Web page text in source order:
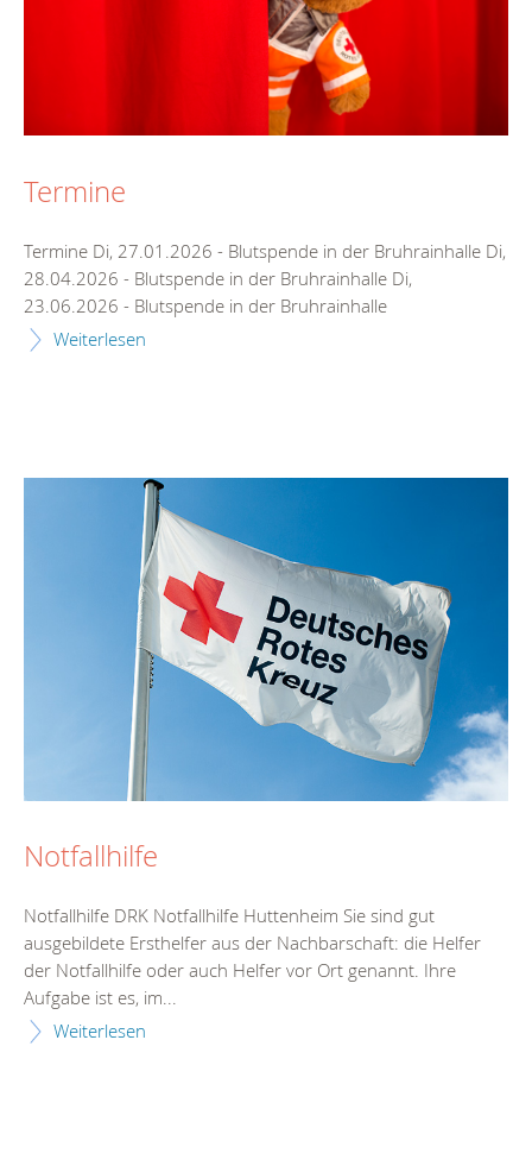
Termine
Termine Di, 27.01.2026 - Blutspende in der Bruhrainhalle Di,
28.04.2026 - Blutspende in der Bruhrainhalle Di,
23.06.2026 - Blutspende in der Bruhrainhalle
Weiterlesen
Notfallhilfe
Notfallhilfe DRK Notfallhilfe Huttenheim Sie sind gut
ausgebildete Ersthelfer aus der Nachbarschaft: die Helfer
der Notfallhilfe oder auch Helfer vor Ort genannt. Ihre
Aufgabe ist es, im...
Weiterlesen